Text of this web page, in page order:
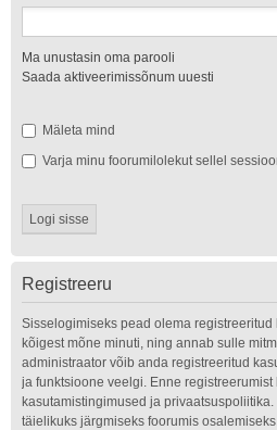
Ma unustasin oma parooli
Saada aktiveerimissõnum uuesti
Mäleta mind
Varja minu foorumilolekut sellel
Registreeru
Sisselogimiseks pead olema
kõigest mõne minuti, ning annab sulle
administraator võib anda registreeritud
ja funktsioone veelgi. Enne
kasutamistingimused ja
täielikuks järgmiseks foorumis